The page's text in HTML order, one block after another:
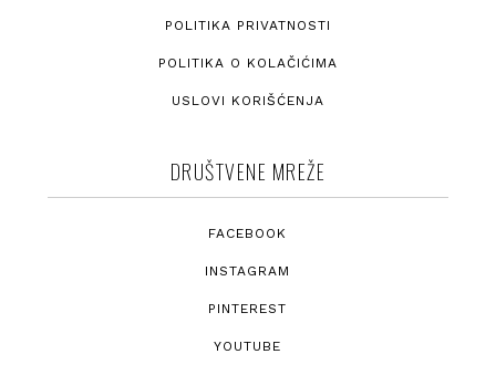
POLITIKA PRIVATNOSTI
POLITIKA O KOLAČIĆIMA
USLOVI KORIŠĆENJA
DRUŠTVENE MREŽE
FACEBOOK
INSTAGRAM
PINTEREST
YOUTUBE